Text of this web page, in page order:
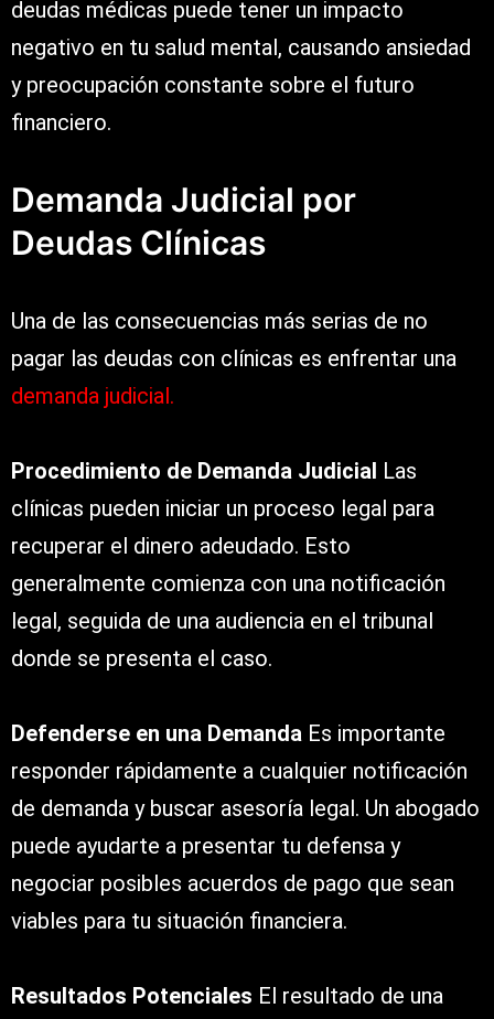
deudas médicas puede tener un impacto
negativo en tu salud mental, causando ansiedad
y preocupación constante sobre el futuro
financiero.
Demanda Judicial por
Deudas Clínicas
Una de las consecuencias más serias de no
pagar las deudas con clínicas es enfrentar una
demanda judicial.
Procedimiento de Demanda Judicial Las
clínicas pueden iniciar un proceso legal para
recuperar el dinero adeudado. Esto
generalmente comienza con una notificación
legal, seguida de una audiencia en el tribunal
donde se presenta el caso.
Defenderse en una Demanda Es importante
responder rápidamente a cualquier notificación
de demanda y buscar asesoría legal. Un abogado
puede ayudarte a presentar tu defensa y
negociar posibles acuerdos de pago que sean
viables para tu situación financiera.
Resultados Potenciales El resultado de una